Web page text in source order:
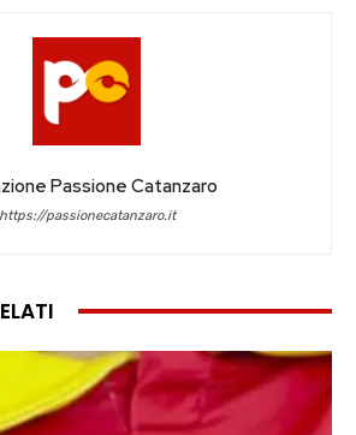
Passione Catanzaro
https://passionecatanzaro.it